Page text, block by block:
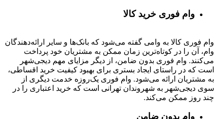
وام فوری خرید کالا
وام فوری کالا به وامی گفته می‌شود که بانک‌ها و سایر ارائه‌دهندگان
وام، آن را در کوتاه‌ترین زمان ممکن به مشتریان خود پرداخت
می‌کنند. وام فوری بدون ضامن، از دیگر مزایای مهم دیجی‌شهر
است که در راستای ایجاد بستری برای بهبود کیفیت خرید اقساطی،
به مشتریان ارائه می‌شود. وام فوری یک‌روزه خدمت دیگری از
سوی دیجی‌شهر به شهروندان تهرانی است که خرید اعتباری را در
چند روز ممکن می‌کند.
وام بدون ضامن